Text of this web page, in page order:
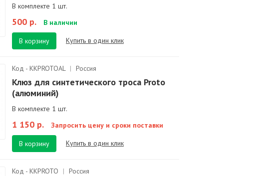
В комплекте 1 шт.
500 р. В наличии
В корзину Купить в один клик
Код - KKPROTOAL | Россия
Клюз для синтетического троса Proto
(алюминий)
В комплекте 1 шт.
1 150 р. Запросить цену и сроки поставки
В корзину Купить в один клик
Код - KKPROTO | Россия